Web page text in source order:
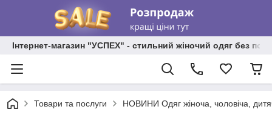
Інтернет-магазин "УСПЕХ" - стильний жіночий одяг без
Товари та послуги НОВИНИ Одяг жіноча, чоловіча,